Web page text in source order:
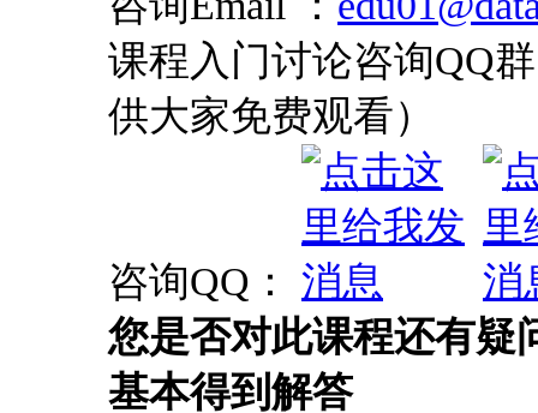
课程入门讨论咨询QQ
供大家免费观看）
咨询QQ：
您是否对此课程还有疑
基本得到解答